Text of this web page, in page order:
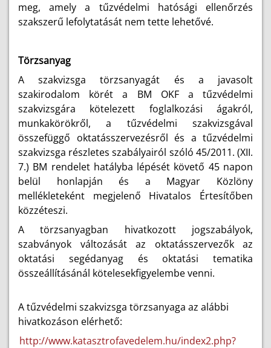
meg, amely a tűzvédelmi hatósági ellenőrzés
szakszerű lefolytatását nem tette lehetővé.
Törzsanyag
A szakvizsga törzsanyagát és a javasolt
szakirodalom körét a BM OKF a tűzvédelmi
szakvizsgára kötelezett foglalkozási ágakról,
munkakörökről, a tűzvédelmi szakvizsgával
összefüggő oktatásszervezésről és a tűzvédelmi
szakvizsga részletes szabályairól szóló 45/2011. (XII.
7.) BM rendelet hatályba lépését követő 45 napon
belül honlapján és a Magyar Közlöny
mellékleteként megjelenő Hivatalos Értesítőben
közzéteszi.
A törzsanyagban hivatkozott jogszabályok,
szabványok változását az oktatásszervezők az
oktatási segédanyag és oktatási tematika
összeállításánál kötelesekfigyelembe venni.
A tűzvédelmi szakvizsga törzsanyaga az alábbi
hivatkozáson elérhető:
http://www.katasztrofavedelem.hu/index2.php?